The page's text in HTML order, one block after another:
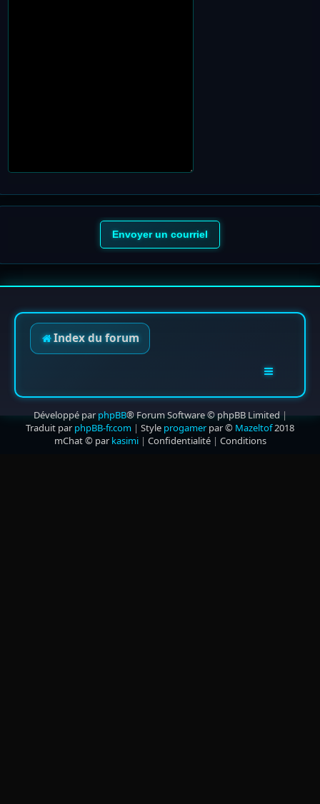
Index du forum
Développé parphpBB® Forum Software © phpBB Limited |
Traduit par phpBB-fr.com | Style progamerpar © Mazeltof2018
mChat © par kasimi| Confidentialité| Conditions